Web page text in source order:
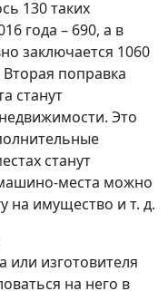
130 таких
года – 690, а в
заключается 1060
поправка
станут
Это
станут
места можно
на имущество и т. д.
или изготовителя
на него в